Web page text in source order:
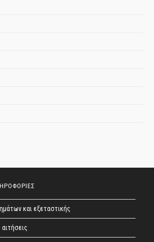
και εξεταστικής